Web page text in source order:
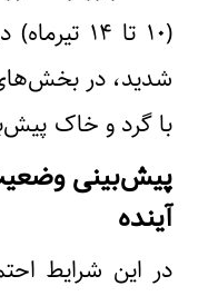
(۱۰ تا
شدید، در
با گرد و خاک
پیش‌بینی
آینده
در این شرایط